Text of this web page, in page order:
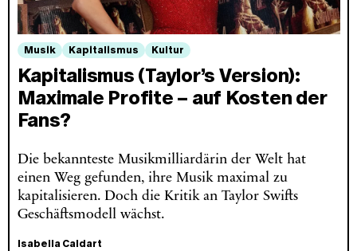
Musik Kapitalismus Kultur
Kapitalismus (Taylor’s Version):
Maximale Profite – auf Kosten der
Fans?
Die bekannteste Musikmilliardärin der Welt hat
einen Weg gefunden, ihre Musik maximal zu
kapitalisieren. Doch die Kritik an Taylor Swifts
Geschäftsmodell wächst.
Isabella Caldart